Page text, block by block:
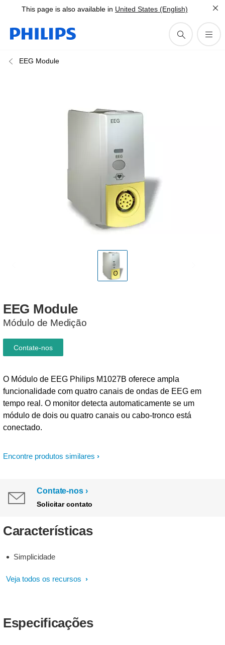
This page is also available in United States (English)
EEG Module
EEG Module
Módulo de Medição
Encontre produtos similares
O Módulo de EEG Philips M1027B oferece ampla
funcionalidade com quatro canais de ondas de EEG em
tempo real. O monitor detecta automaticamente se um
módulo de dois ou quatro canais ou cabo-tronco está
conectado.
Contate-nos
Contate-nos
Solicitar contato
Características
Simplicidade
Veja todos os recursos
Especificações